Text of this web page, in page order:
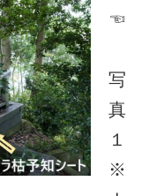
☜
写
真
１
※